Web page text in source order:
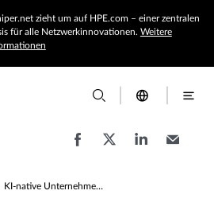
zieht um auf HPE.com – einer zentralen
für alle Netzwerkinnovationen. Weitere
KI-native Unternehmensnetzwerke für staatliche und lokale Behörden